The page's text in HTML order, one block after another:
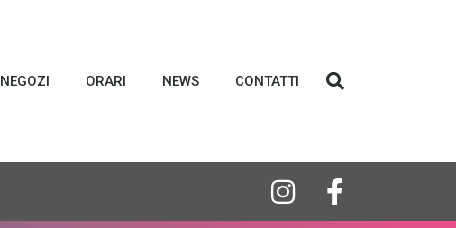
NEGOZI ORARI NEWS CONTATTI